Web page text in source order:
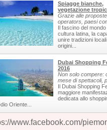
Spiagge bianche,
vegetazione
Grazie alle
operators, paesi
Il fascino del mondo
cultura latina, la
unire tradizioni
origini...
Dubai Shopping
2016
Non solo compere:
mese di spettacoli,
Il Dubai Shopping
maggiore
dedicata allo
Oriente...
www.facebook.com/